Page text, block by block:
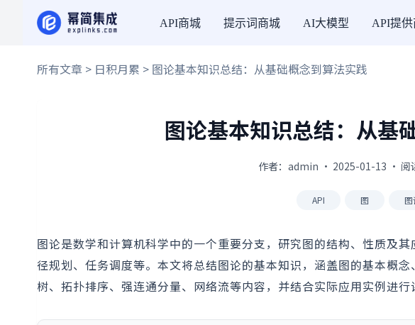
API商城 提示词商城 AI大模型 API提供
所有文章 > 日积月累 > 图论基本知识总结：从基础概念到算法实践
图论基本知识总结：从基
作者：admin · 2025-01-13 · 阅
API 图 图
图论是数学和计算机科学中的一个重要分支，研究图的结构、性质及
径规划、任务调度等。本文将总结图论的基本知识，涵盖图的基本概
树、拓扑排序、强连通分量、网络流等内容，并结合实际应用实例进行